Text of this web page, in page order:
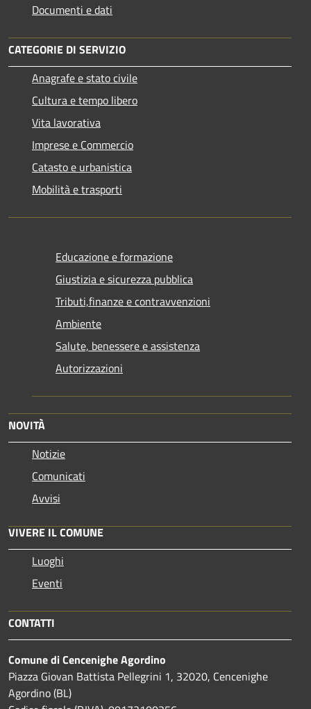
Documenti e dati
CATEGORIE DI SERVIZIO
Anagrafe e stato civile
Cultura e tempo libero
Vita lavorativa
Imprese e Commercio
Catasto e urbanistica
Mobilità e trasporti
Educazione e formazione
Giustizia e sicurezza pubblica
Tributi,finanze e contravvenzioni
Ambiente
Salute, benessere e assistenza
Autorizzazioni
NOVITÀ
Notizie
Comunicati
Avvisi
VIVERE IL COMUNE
Luoghi
Eventi
CONTATTI
Comune di Cencenighe Agordino
Piazza Giovan Battista Pellegrini 1, 32020, Cencenighe
Agordino (BL)